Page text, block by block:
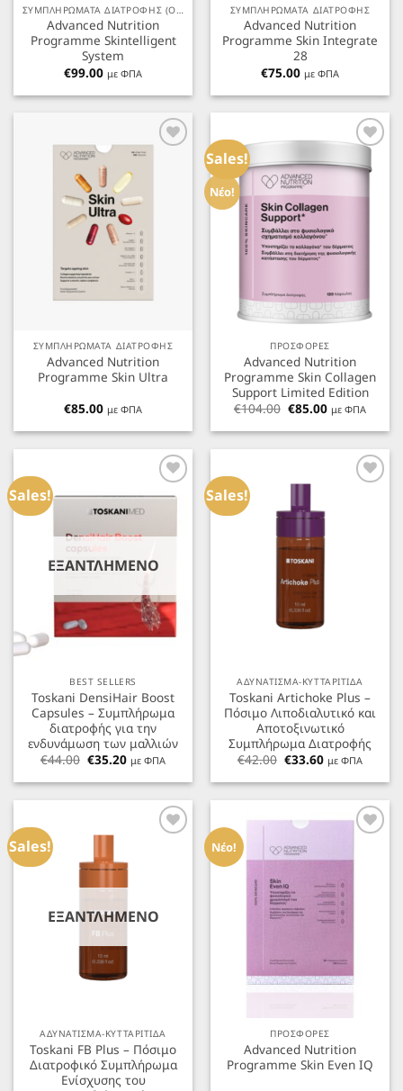
Advanced Nutrition
Programme Skintelligent
System
€99.00 με ΦΠΑ
ΣΥΜΠΛΗΡΩΜΑΤΑ ΔΙΑΤΡΟΦΗΣ
Advanced Nutrition
Programme Skin Integrate
28
€75.00 με ΦΠΑ
Προσθήκη
ΣΥΜΠΛΗΡΩΜΑΤΑ ΔΙΑΤΡΟΦΗΣ
Advanced Nutrition
Programme Skin Ultra
€85.00 με ΦΠΑ
Sales!
Νέο!
Προσθήκη
Αγαπημένα
ΠΡΟΣΦΟΡΕΣ
Advanced Nutrition
Programme Skin Collagen
Support Limited Edition
€104.00 Original
price
was:
€85.00Η
τρέχουσα
τιμή
€85.00.
με ΦΠΑ
Sales!
Προσθήκη
Αγαπημένα
ΕΞΑΝΤΛΗΜΈΝΟ
BEST SELLERS
Toskani DensiHair Boost
Capsules – Συμπλήρωμα
διατροφής για την
ενδυνάμωση των μαλλιών
€44.00 Original
price
was:
€35.20Η
τρέχουσα
τιμή
€35.20.
με ΦΠΑ
Sales!
Προσθήκη
ΑΔΥΝΑΤΙΣΜΑ-ΚΥΤΤΑΡΙΤΙΔΑ
Toskani Artichoke Plus –
Πόσιμο Λιποδιαλυτικό και
Αποτοξινωτικό
Συμπλήρωμα Διατροφής
€42.00 Original
price
was:
€33.60Η
τρέχουσα
τιμή
€33.60.
με ΦΠΑ
Sales!
Προσθήκη
ΕΞΑΝΤΛΗΜΈΝΟ
ΑΔΥΝΑΤΙΣΜΑ-ΚΥΤΤΑΡΙΤΙΔΑ
Toskani FB Plus – Πόσιμο
Διατροφικό Συμπλήρωμα
Ενίσχυσης του
Νέο!
Προσθήκη
ΠΡΟΣΦΟΡΕΣ
Advanced Nutrition
Programme Skin Even IQ